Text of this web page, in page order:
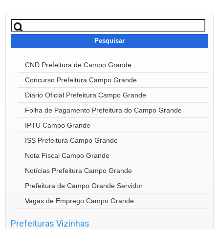
Pesquisar
por:
CND Prefeitura de Campo Grande
Concurso Prefeitura Campo Grande
Diário Oficial Prefeitura Campo Grande
Folha de Pagamento Prefeitura do Campo Grande
IPTU Campo Grande
ISS Prefeitura Campo Grande
Nota Fiscal Campo Grande
Notícias Prefeitura Campo Grande
Prefeitura de Campo Grande Servidor
Vagas de Emprego Campo Grande
Prefeituras Vizinhas